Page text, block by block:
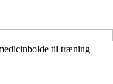
til træning